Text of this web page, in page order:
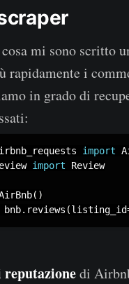
mi sono scritto
rapidamente i
in grado di
import
import Review
( )
bnb. reviews (listing_id
reputazionedi